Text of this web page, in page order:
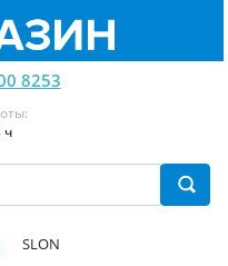
8253
ч
SLON